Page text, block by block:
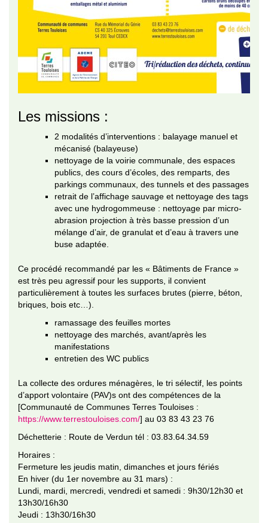
Les missions :
2 modalités d’interventions : balayage manuel et
mécanisé (balayeuse)
nettoyage de la voirie communale, des espaces
publics, des cours d’écoles, des remparts, des
parkings communaux, des tunnels et des passages
retrait de l’affichage sauvage et nettoyage des tags
avec une hydrogommeuse : nettoyage par micro-
abrasion projection à très basse pression d’un
mélange d’air, de granulat et d’eau à travers une
buse adaptée.
Ce procédé recommandé par les « Bâtiments de France »
est très peu agressif pour les supports, il convient
particulièrement à toutes les surfaces brutes (pierre, béton,
briques, bois etc…).
ramassage des feuilles mortes
nettoyage des marchés, avant/après les
manifestations
entretien des WC publics
La collecte des ordures ménagères, le tri sélectif, les points
d’apport volontaire (PAV)s ont des compétences de la
[Communauté de Communes Terres Touloises :
https://www.terrestouloises.com/] au 03 83 43 23 76
Déchetterie : Route de Verdun tél : 03.83.64.34.59
Horaires :
Fermeture les jeudis matin, dimanches et jours fériés
En hiver (du 1er novembre au 31 mars) :
Lundi, mardi, mercredi, vendredi et samedi : 9h30/12h30 et
13h30/16h30
Jeudi : 13h30/16h30